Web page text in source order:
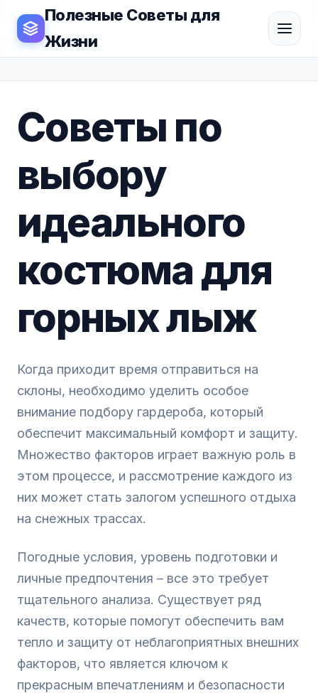
Полезные Советы для
Жизни
Советы по
выбору
идеального
костюма для
горных лыж
Когда приходит время отправиться на
склоны, необходимо уделить особое
внимание подбору гардероба, который
обеспечит максимальный комфорт и защиту.
Множество факторов играет важную роль в
этом процессе, и рассмотрение каждого из
них может стать залогом успешного отдыха
на снежных трассах.
Погодные условия, уровень подготовки и
личные предпочтения – все это требует
тщательного анализа. Существует ряд
качеств, которые помогут обеспечить вам
тепло и защиту от неблагоприятных внешних
факторов, что является ключом к
прекрасным впечатлениям и безопасности